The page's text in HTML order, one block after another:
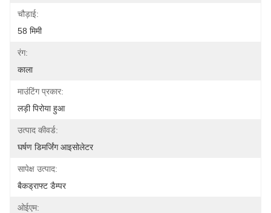
चौड़ाई:
58 मिमी
रंग:
काला
माउंटिंग प्रकार:
लड़ी पिरोया हुआ
उत्पाद कीवर्ड:
घर्षण डिमर्जिंग आइसोलेटर
सापेक्ष उत्पाद:
बैकड्राफ्ट डैम्पर
ओईएम: